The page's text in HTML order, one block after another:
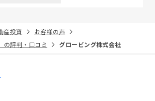
産投資
お客様の声
の評判・口コミ
グロービング株式会社